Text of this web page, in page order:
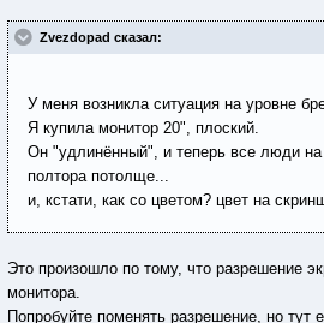
Zvezdopad сказал:
У меня возникла ситуация на уровне
Я купила монитор 20", плоский.
Он "удлинённый", и теперь все люди
полтора потолще...
и, кстати, как со цветом? цвет на
Это произошло по тому, что разрешение
монитора.
Попробуйте поменять разрешение, но тут